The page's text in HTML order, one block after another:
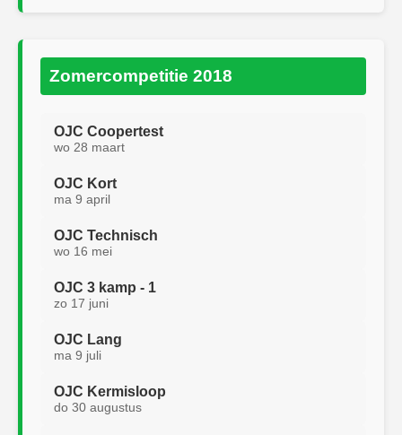
Zomercompetitie 2018
OJC Coopertest
wo 28 maart
OJC Kort
ma 9 april
OJC Technisch
wo 16 mei
OJC 3 kamp - 1
zo 17 juni
OJC Lang
ma 9 juli
OJC Kermisloop
do 30 augustus